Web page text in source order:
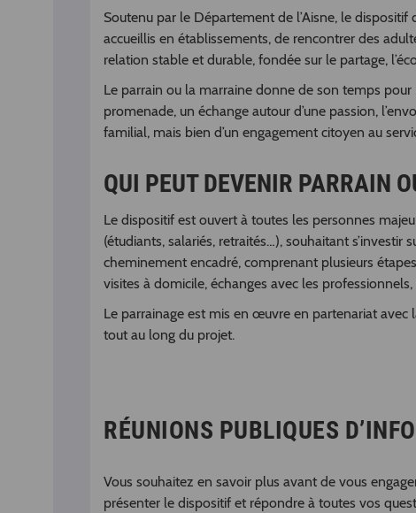
Soutenu par le Département de l’Aisne, le dispositif
accueillis en établissements, de rencontrer des
relation stable et durable, fondée sur le partage,
Le parrain ou la marraine donne de son temps
promenade, un échange autour d’une passion,
familial, mais bien d’un engagement citoyen au
QUI PEUT DEVENIR PARRAIN
Le dispositif est ouvert à toutes les personnes
(étudiants, salariés, retraités…), souhaitant s’investir
cheminement encadré, comprenant plusieurs
visites à domicile, échanges avec les professionnels,
Le parrainage est mis en œuvre en partenariat
tout au long du projet.
RÉUNIONS PUBLIQUES
Vous souhaitez en savoir plus avant de vous
présenter le dispositif et répondre à toutes vos